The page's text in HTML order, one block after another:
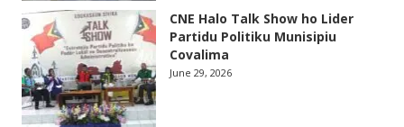
CNE Halo Talk Show ho Lider
Partidu Politiku Munisipiu
Covalima
June 29, 2026